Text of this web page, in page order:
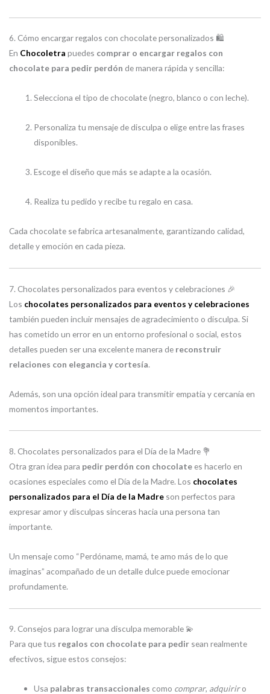
6. Cómo encargar regalos con chocolate personalizados 🛍️
En Chocoletra puedes comprar o encargar regalos con
chocolate para pedir perdón de manera rápida y sencilla:
Selecciona el tipo de chocolate (negro, blanco o con leche).
Personaliza tu mensaje de disculpa o elige entre las frases
disponibles.
Escoge el diseño que más se adapte a la ocasión.
Realiza tu pedido y recibe tu regalo en casa.
Cada chocolate se fabrica artesanalmente, garantizando calidad,
detalle y emoción en cada pieza.
7. Chocolates personalizados para eventos y celebraciones 🎉
Los chocolates personalizados para eventos y celebraciones
también pueden incluir mensajes de agradecimiento o disculpa. Si
has cometido un error en un entorno profesional o social, estos
detalles pueden ser una excelente manera de reconstruir
relaciones con elegancia y cortesía.
Además, son una opción ideal para transmitir empatía y cercanía en
momentos importantes.
8. Chocolates personalizados para el Día de la Madre 💐
Otra gran idea para pedir perdón con chocolate es hacerlo en
ocasiones especiales como el Día de la Madre. Los chocolates
personalizados para el Día de la Madre son perfectos para
expresar amor y disculpas sinceras hacia una persona tan
importante.
Un mensaje como “Perdóname, mamá, te amo más de lo que
imaginas” acompañado de un detalle dulce puede emocionar
profundamente.
9. Consejos para lograr una disculpa memorable 💫
Para que tus regalos con chocolate para pedir sean realmente
efectivos, sigue estos consejos:
Usa palabras transaccionales como comprar, adquiriro